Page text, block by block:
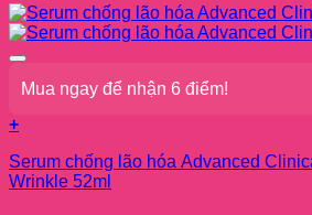
có
thể
được
trên
trang
sản
phẩm
từ
875.000 ₫
đến
Mua ngay để nhận 6 điểm!
+
Serum chống lão hóa Advanced
Wrinkle 52ml